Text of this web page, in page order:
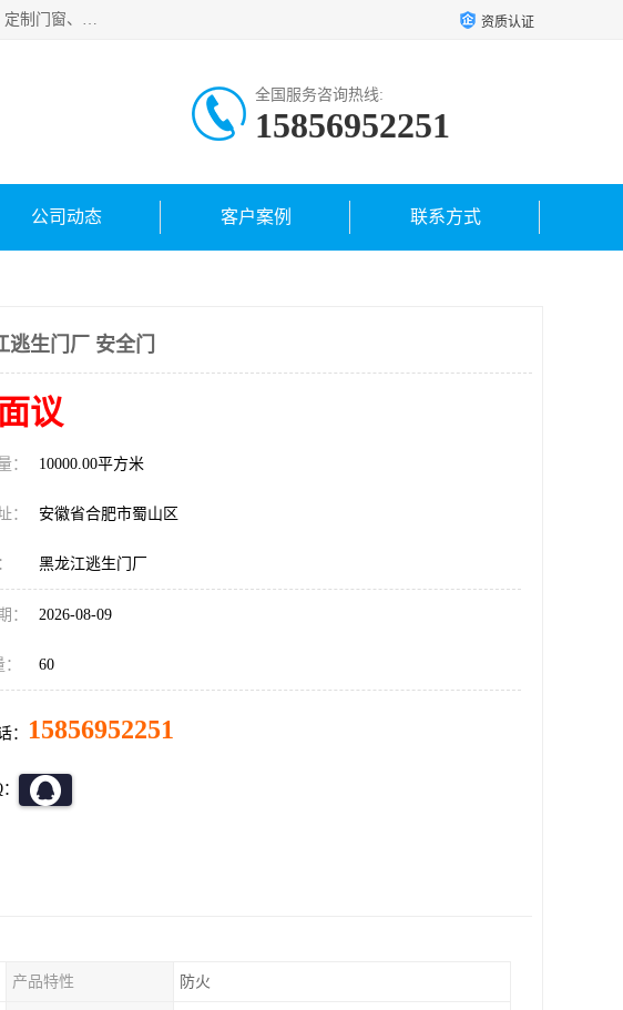
安徽吉运祥智能技术有限公司是一家钢大门厂家，公司集智能自动门窗、钢木门、特种门窗、工业门窗、图集门窗、定制门窗、非标门窗等通道产品的研发设计、制作、安装于一体的综合性、性高新技术企业。 资质认证
全国服务咨询热线:
15856952251
公司动态 客户案例 联系方式
逃生门厂 安全门
议
： 10000.00平方米
： 安徽省合肥市蜀山区
黑龙江逃生门厂
： 2026-08-09
60
： 15856952251
产品特性 防火